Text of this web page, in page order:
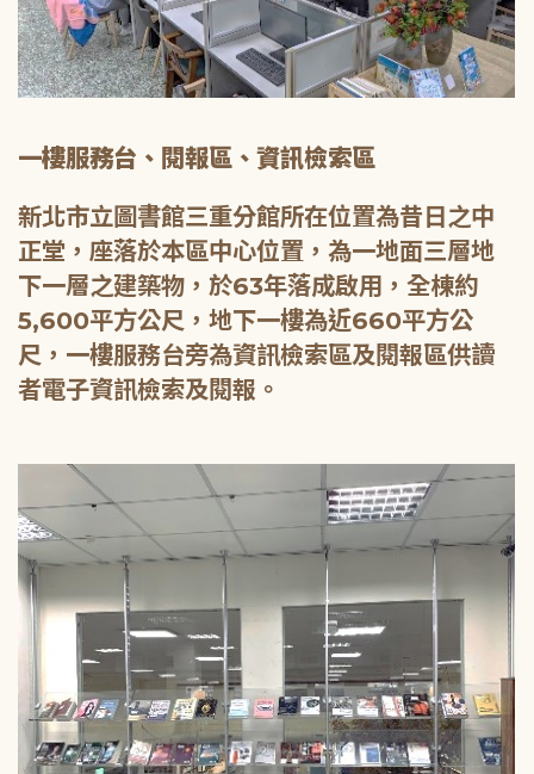
一樓服務台、閱報區、資訊檢索區
新北市立圖書館三重分館所在位置為昔日之中
正堂，座落於本區中心位置，為一地面三層地
下一層之建築物，於63年落成啟用，全棟約
5,600平方公尺，地下一樓為近660平方公
尺，一樓服務台旁為資訊檢索區及閱報區供讀
者電子資訊檢索及閱報。